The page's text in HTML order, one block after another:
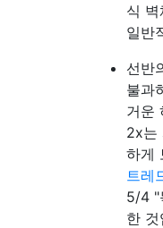
식
일반
선반
불과
거운
2x는
하게
트레
5/4 "
한